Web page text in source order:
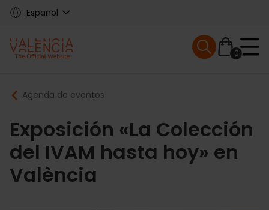
Skip
content
Español
Main
navigation
0
Mobile menu
Breadcrumb
Agenda de eventos
Exposición «La Colección
del IVAM hasta hoy» en
València